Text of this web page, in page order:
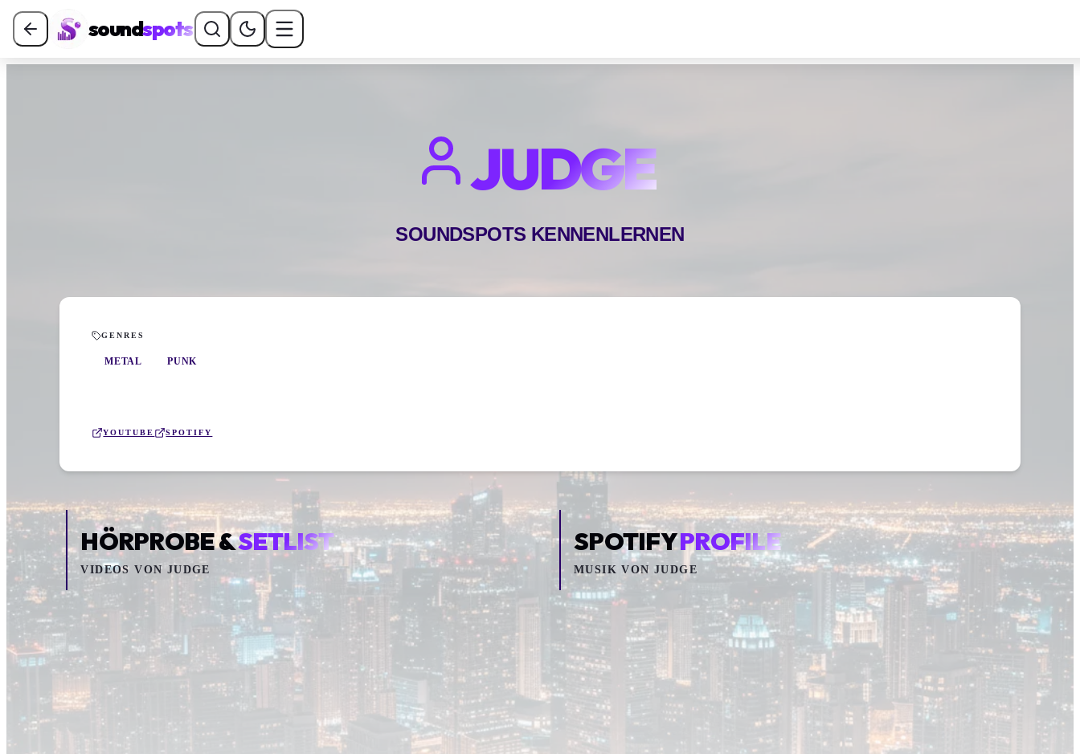
soundspots
JUDGE
SOUNDSPOTS KENNENLERNEN
GENRES
METAL PUNK
YOUTUBE SPOTIFY
HÖRPROBE &SETLIST
VIDEOS VON JUDGE
SPOTIFYPROFILE
MUSIK VONJUDGE